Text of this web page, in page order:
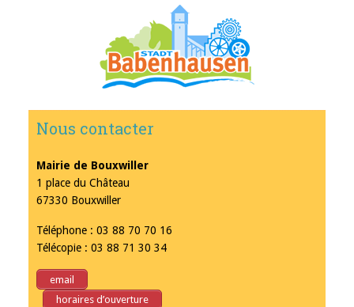
Nous contacter
Mairie de Bouxwiller
1 place du Château
67330 Bouxwiller
Téléphone : 03 88 70 70 16
Télécopie : 03 88 71 30 34
email
horaires d’ouverture